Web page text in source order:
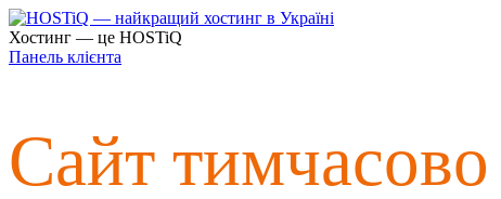
Хостинг — це HOSTiQ
Панель клієнта
Сайт